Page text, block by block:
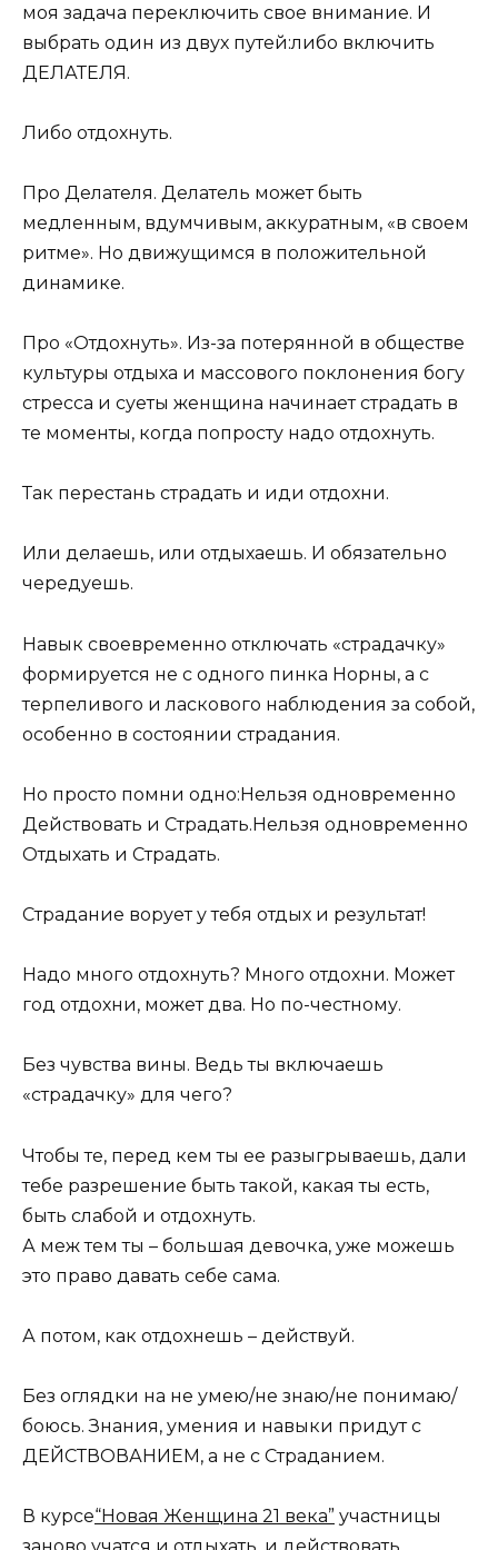
моя задача переключить свое внимание. И
выбрать один из двух путей:либо включить
ДЕЛАТЕЛЯ.
Либо отдохнуть.
Про Делателя. Делатель может быть
медленным, вдумчивым, аккуратным, «в своем
ритме». Но движущимся в положительной
динамике.
Про «Отдохнуть». Из-за потерянной в обществе
культуры отдыха и массового поклонения богу
стресса и суеты женщина начинает страдать в
те моменты, когда попросту надо отдохнуть.
Так перестань страдать и иди отдохни.
Или делаешь, или отдыхаешь. И обязательно
чередуешь.
Навык своевременно отключать «страдачку»
формируется не с одного пинка Норны, а с
терпеливого и ласкового наблюдения за собой,
особенно в состоянии страдания.
Но просто помни одно:Нельзя одновременно
Действовать и Страдать.Нельзя одновременно
Отдыхать и Страдать.
Страдание ворует у тебя отдых и результат!
Надо много отдохнуть? Много отдохни. Может
год отдохни, может два. Но по-честному.
Без чувства вины. Ведь ты включаешь
«страдачку» для чего?
Чтобы те, перед кем ты ее разыгрываешь, дали
тебе разрешение быть такой, какая ты есть,
быть слабой и отдохнуть.
А меж тем ты – большая девочка, уже можешь
это право давать себе сама.
А потом, как отдохнешь – действуй.
Без оглядки на не умею/не знаю/не понимаю/
боюсь. Знания, умения и навыки придут с
ДЕЙСТВОВАНИЕМ, а не с Страданием.
В курсе“Новая Женщина 21 века” участницы